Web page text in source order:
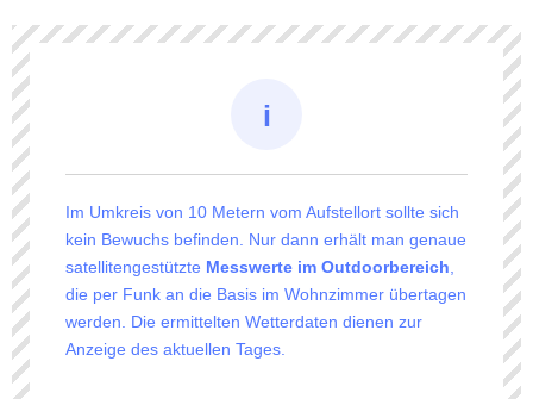
Im Umkreis von 10 Metern vom Aufstellort sollte sich
kein Bewuchs befinden. Nur dann erhält man genaue
satellitengestützte Messwerte im Outdoorbereich,
die per Funk an die Basis im Wohnzimmer übertagen
werden. Die ermittelten Wetterdaten dienen zur
Anzeige des aktuellen Tages.